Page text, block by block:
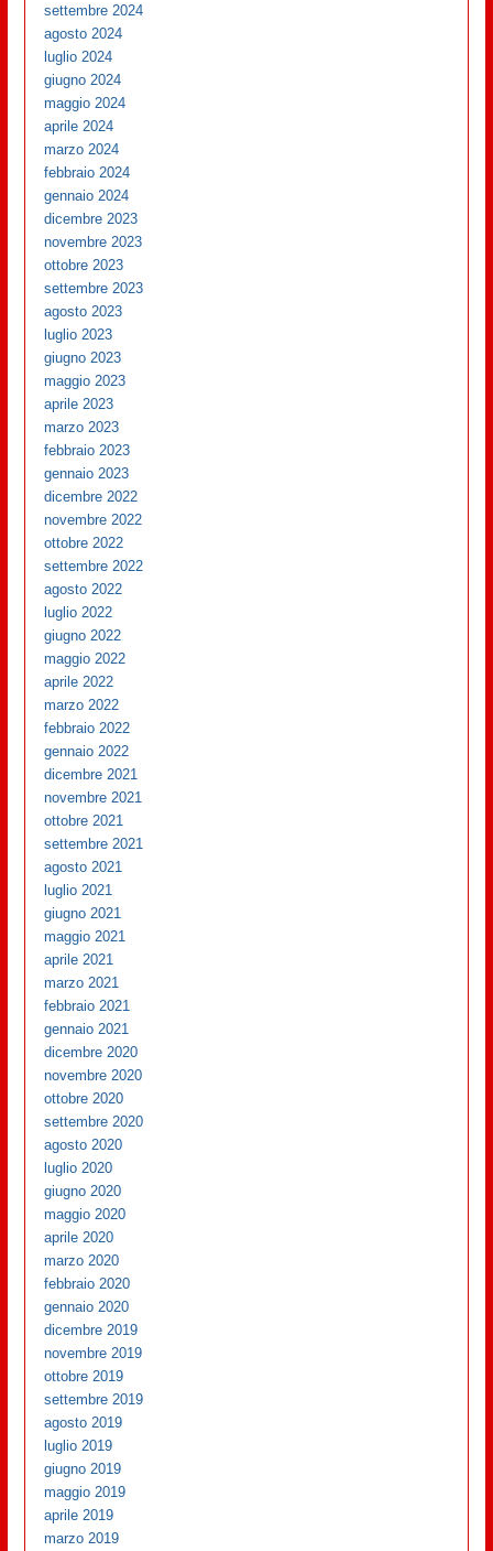
settembre 2024
agosto 2024
luglio 2024
giugno 2024
maggio 2024
aprile 2024
marzo 2024
febbraio 2024
gennaio 2024
dicembre 2023
novembre 2023
ottobre 2023
settembre 2023
agosto 2023
luglio 2023
giugno 2023
maggio 2023
aprile 2023
marzo 2023
febbraio 2023
gennaio 2023
dicembre 2022
novembre 2022
ottobre 2022
settembre 2022
agosto 2022
luglio 2022
giugno 2022
maggio 2022
aprile 2022
marzo 2022
febbraio 2022
gennaio 2022
dicembre 2021
novembre 2021
ottobre 2021
settembre 2021
agosto 2021
luglio 2021
giugno 2021
maggio 2021
aprile 2021
marzo 2021
febbraio 2021
gennaio 2021
dicembre 2020
novembre 2020
ottobre 2020
settembre 2020
agosto 2020
luglio 2020
giugno 2020
maggio 2020
aprile 2020
marzo 2020
febbraio 2020
gennaio 2020
dicembre 2019
novembre 2019
ottobre 2019
settembre 2019
agosto 2019
luglio 2019
giugno 2019
maggio 2019
aprile 2019
marzo 2019